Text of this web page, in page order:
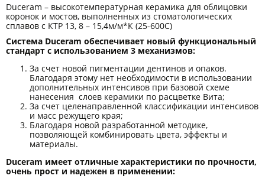
Duceram – высокотемпературная керамика для облицовки
коронок и мостов, выполненных из стоматологических
сплавов с КТР 13, 8 – 15,4м/м*К (25-600С)
Система Duceram обеспечивает новый функциональный
стандарт с использованием 3 механизмов:
За счет новой пигментации дентинов и опаков.
Благодаря этому нет необходимости в использовании
дополнительных интенсивов при базовой схеме
нанесения слоев керамики по расцветке Вита;
За счет целенаправленной классификации интенсивов
и масс режущего края;
Благодаря новой разработанной методике,
позволяющей комбинировать цвета, эффекты и
материалы.
Duceram имеет отличные характеристики по прочности,
очень прост и надежен в применении: